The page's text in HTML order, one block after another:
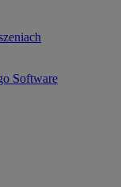
Software